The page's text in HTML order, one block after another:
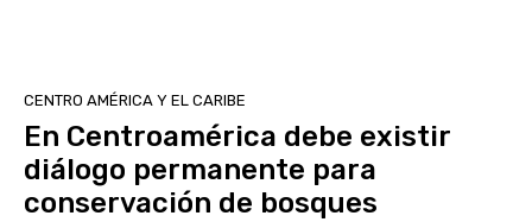
CENTRO AMÉRICA Y EL CARIBE
En Centroamérica debe existir
diálogo permanente para
conservación de bosques